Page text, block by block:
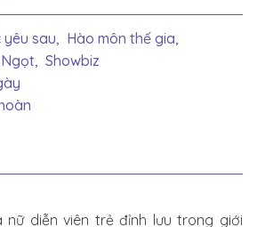
yêu sau, Hào môn thế gia,
Showbiz
nữ diễn viên trẻ đỉnh lưu trong giới